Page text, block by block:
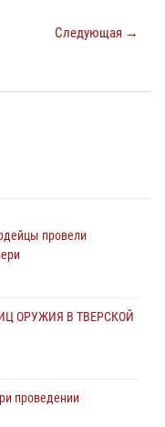
Следующая →
провели
ОРУЖИЯ В ТВЕРСКОЙ
проведении